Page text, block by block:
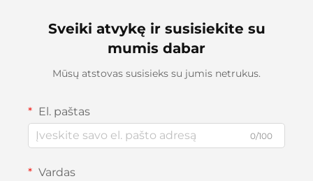
Sveiki atvykę ir susisiekite su
mumis dabar
Mūsų atstovas susisieks su jumis netrukus.
El. paštas
0/100
Vardas